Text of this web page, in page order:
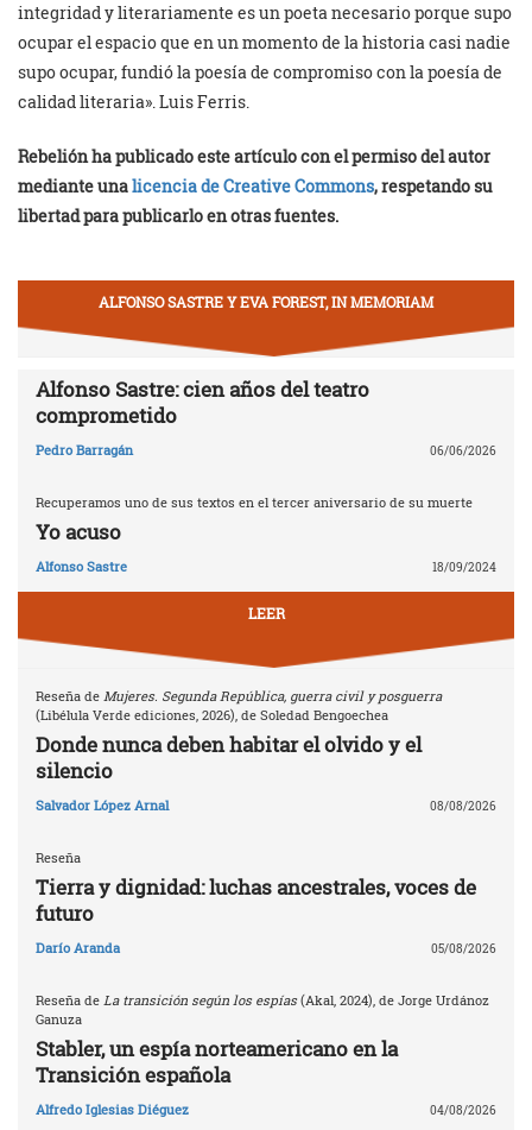
integridad y literariamente es un poeta necesario porque supo
ocupar el espacio que en un momento de la historia casi nadie
supo ocupar, fundió la poesía de compromiso con la poesía de
calidad literaria». Luis Ferris.
Rebelión ha publicado este artículo con el permiso del autor
mediante unalicencia de Creative Commons, respetando su
libertad para publicarlo en otras fuentes.
ALFONSO SASTRE Y EVA FOREST, IN MEMORIAM
Alfonso Sastre: cien años del teatro
comprometido
Pedro Barragán 06/06/2026
Recuperamos uno de sus textos en el tercer aniversario de su muerte
Yo acuso
Alfonso Sastre 18/09/2024
LEER
Reseña de Mujeres. Segunda República, guerra civil y posguerra
(Libélula Verde ediciones, 2026), de Soledad Bengoechea
Donde nunca deben habitar el olvido y el
silencio
Salvador López Arnal 08/08/2026
Reseña
Tierra y dignidad: luchas ancestrales, voces de
futuro
Darío Aranda 05/08/2026
Reseña de La transición según los espías (Akal, 2024), de Jorge Urdánoz
Ganuza
Stabler, un espía norteamericano en la
Transición española
Alfredo Iglesias Diéguez 04/08/2026